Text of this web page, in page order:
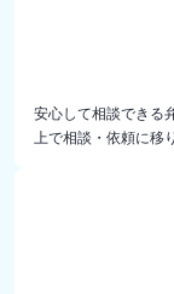
安心して相談できる
上で相談・依頼に移